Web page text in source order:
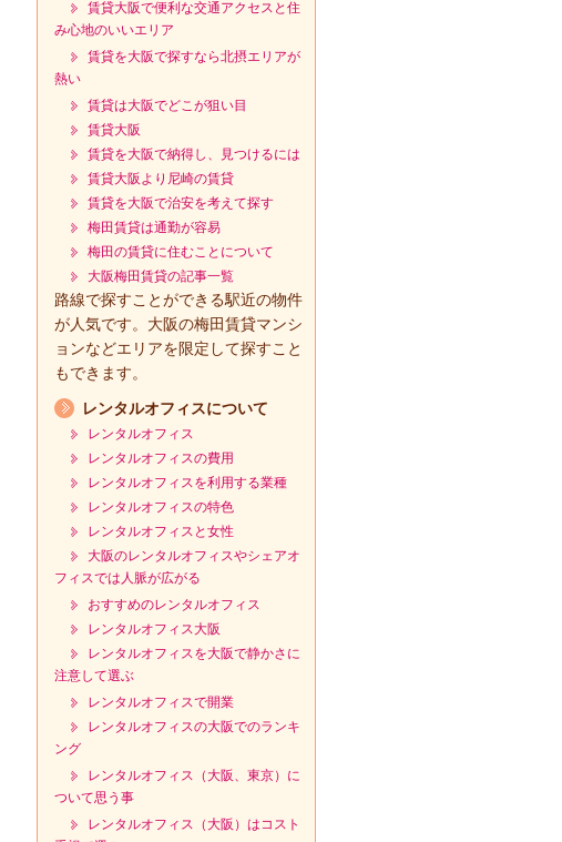
賃貸大阪で便利な交通アクセスと住
み心地のいいエリア
賃貸を大阪で探すなら北摂エリアが
熱い
賃貸は大阪でどこが狙い目
賃貸大阪
賃貸を大阪で納得し、見つけるには
賃貸大阪より尼崎の賃貸
賃貸を大阪で治安を考えて探す
梅田賃貸は通勤が容易
梅田の賃貸に住むことについて
大阪梅田賃貸の記事一覧
路線で探すことができる駅近の物件
が人気です。大阪の梅田賃貸マンシ
ョンなどエリアを限定して探すこと
もできます。
レンタルオフィスについて
レンタルオフィス
レンタルオフィスの費用
レンタルオフィスを利用する業種
レンタルオフィスの特色
レンタルオフィスと女性
大阪のレンタルオフィスやシェアオ
フィスでは人脈が広がる
おすすめのレンタルオフィス
レンタルオフィス大阪
レンタルオフィスを大阪で静かさに
注意して選ぶ
レンタルオフィスで開業
レンタルオフィスの大阪でのランキ
ング
レンタルオフィス（大阪、東京）に
ついて思う事
レンタルオフィス（大阪）はコスト